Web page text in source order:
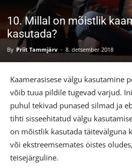
10. Millal on mõistlik
kasutada?
By Priit Tammjärv - 8. detsember 2018
Kaamerasisese välgu kasutamine
võib tuua pildile tugevad varjud.
puhul tekivad punased silmad ja
tihti sisseehitatud välgu
on mõistlik kasutada täitevälguna
või ekstreemsemates öistes
teisejärguline.